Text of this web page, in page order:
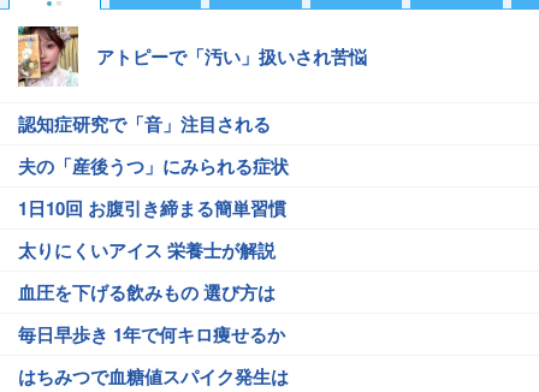
アトピーで「汚い」扱いされ苦悩
認知症研究で「音」注目される
夫の「産後うつ」にみられる症状
1日10回 お腹引き締まる簡単習慣
太りにくいアイス 栄養士が解説
血圧を下げる飲みもの 選び方は
毎日早歩き 1年で何キロ痩せるか
はちみつで血糖値スパイク発生は